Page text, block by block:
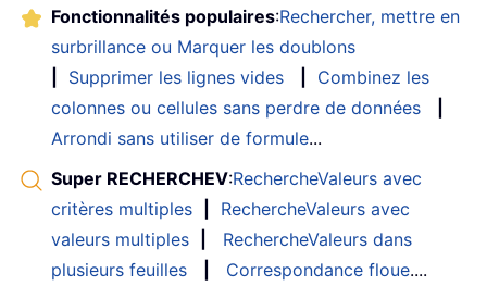
Fonctionnalités populaires:Rechercher, mettre en
surbrillance ou Marquer les doublons
Supprimer les lignes vides
Combinez les
colonnes ou cellules sans perdre de données
Arrondi sans utiliser de formule...
Super RECHERCHEV:RechercheValeurs avec
critères multiples
RechercheValeurs avec
valeurs multiples
RechercheValeurs dans
plusieurs feuilles
Correspondance floue....